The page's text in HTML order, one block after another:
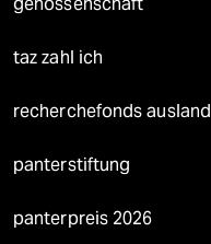
taz zahl ich
recherchefonds ausland
panterstiftung
panterpreis 2026